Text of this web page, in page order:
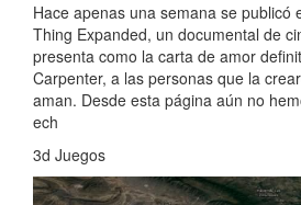
Hace apenas una semana se publicó
Thing Expanded, un documental de
presenta como la carta de amor
Carpenter, a las personas que la
aman. Desde esta página aún no
ech
3d Juegos